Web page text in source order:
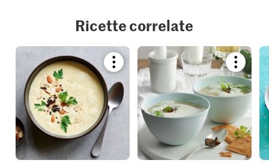
Ricette correlate
Bookmark
recipe
or
add
it
to
your
collections.
recipe
or
add
your